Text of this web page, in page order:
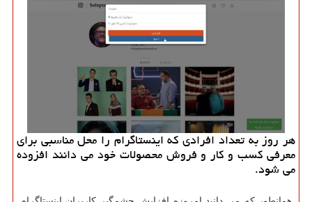
هر روز به تعداد افرادی كه اینستاگرام را محل مناسبی برای
معرفی كسب و كار و فروش محصولات خود می دانند افزوده
می شود.